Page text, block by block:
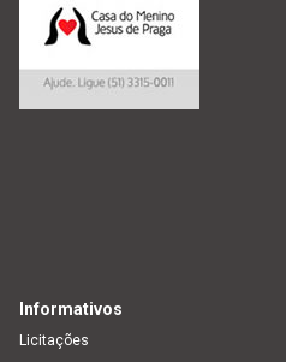
Informativos
Licitações